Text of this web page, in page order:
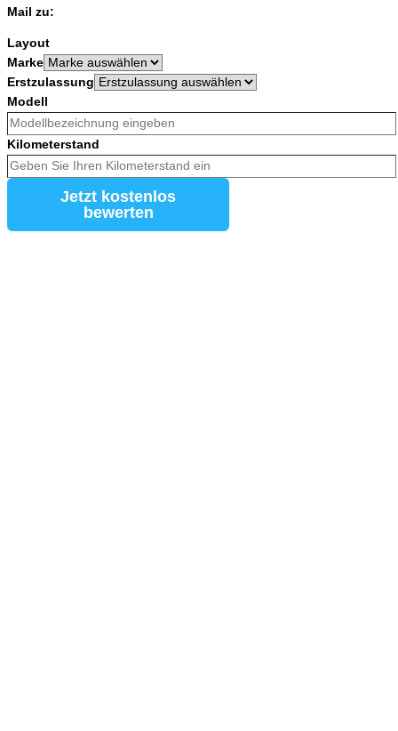
Mail zu:
Layout
Marke
Erstzulassung
Modell
Kilometerstand
Jetzt kostenlos
bewerten